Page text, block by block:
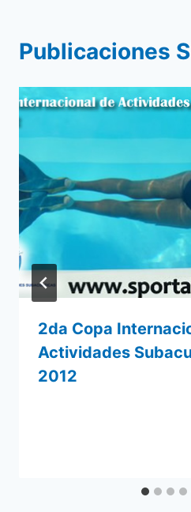
Publicaciones
2da Copa
Actividades
2012